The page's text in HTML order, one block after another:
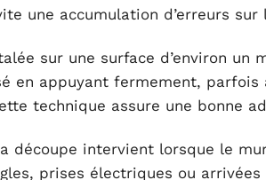
une accumulation d’erreurs
sur une surface d’environ un
en appuyant fermement,
technique assure une bonne
découpe intervient lorsque le
prises électriques ou